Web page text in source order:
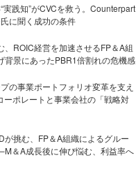
実践知”がCVCを救う。Counterpart
に聞く成功の条件
、ROIC経営を加速させるFP＆A組
景にあったPBR1倍割れの危機感
の事業ポートフォリオ変革を支え
ポレートと事業会社の「戦略対
が挑む、FP＆A組織によるグルー
＆A成長後に伸び悩む、利益率へ